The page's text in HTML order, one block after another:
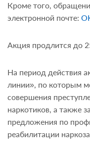
Кроме того,
электронной почте:
Акция продлится до
На период действия
линии», по которым
совершения
наркотиков, а также
предложения по
реабилитации